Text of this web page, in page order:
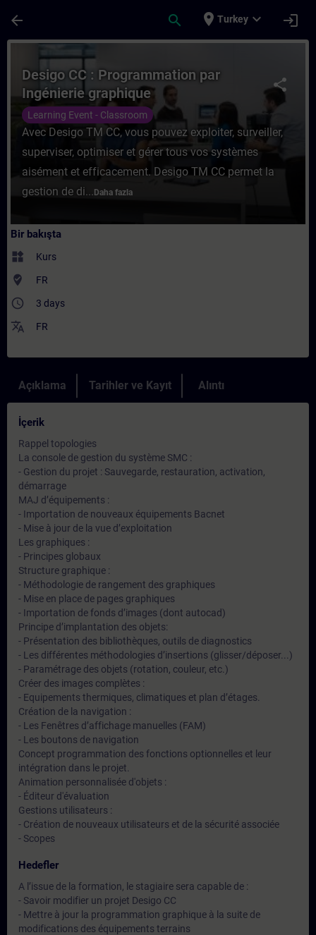
arrow_back search place Turkey expand_more login
Kurs - Desigo CC : Programmation par
share
Desigo CC : Programmation par
Ingénierie graphique
Learning Event - Classroom
Avec Desigo TM CC, vous pouvez exploiter, surveiller,
superviser, optimiser et gérer tous vos systèmes
aisément et efficacement. Desigo TM CC permet la
gestion de di... Daha fazla
Bir bakışta
widgets Kurs
where_to_vote FR
access_time 3 days
translate FR
Açıklama Tarihler ve Kayıt Alıntı
İçerik
Rappel topologies
La console de gestion du système SMC :
- Gestion du projet : Sauvegarde, restauration, activation,
démarrage
MAJ d’équipements :
- Importation de nouveaux équipements Bacnet
- Mise à jour de la vue d’exploitation
Les graphiques :
- Principes globaux
Structure graphique :
- Méthodologie de rangement des graphiques
- Mise en place de pages graphiques
- Importation de fonds d’images (dont autocad)
Principe d’implantation des objets:
- Présentation des bibliothèques, outils de diagnostics
- Les différentes méthodologies d’insertions (glisser/déposer...)
- Paramétrage des objets (rotation, couleur, etc.)
Créer des images complètes :
- Equipements thermiques, climatiques et plan d’étages.
Création de la navigation :
- Les Fenêtres d’affichage manuelles (FAM)
- Les boutons de navigation
Concept programmation des fonctions optionnelles et leur
intégration dans le projet.
Animation personnalisée d'objets :
- Éditeur d'évaluation
Gestions utilisateurs :
- Création de nouveaux utilisateurs et de la sécurité associée
- Scopes
Hedefler
A l’issue de la formation, le stagiaire sera capable de :
- Savoir modifier un projet Desigo CC
- Mettre à jour la programmation graphique à la suite de
modifications des équipements terrains